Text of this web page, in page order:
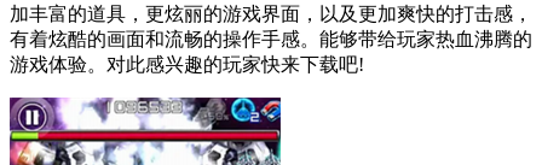
加丰富的道具，更炫丽的游戏界面，以及更加爽快的打击感，
有着炫酷的画面和流畅的操作手感。能够带给玩家热血沸腾的
游戏体验。对此感兴趣的玩家快来下载吧!